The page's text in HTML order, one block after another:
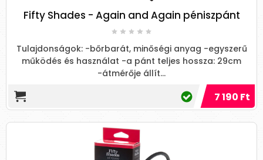
Fifty Shades - Again and Again péniszpánt
Tulajdonságok: -bőrbarát, minőségi anyag -egyszerű
működés és használat -a pánt teljes hossza: 29cm
-átmérője állít...
7 190 Ft